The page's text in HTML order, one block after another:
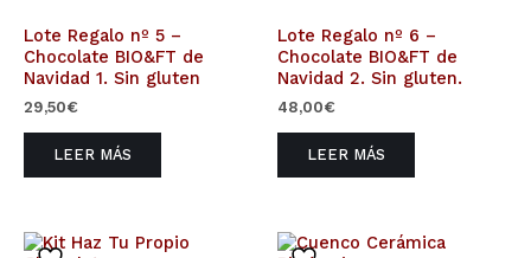
Lote Regalo nº 5 –
Chocolate BIO&FT de
Navidad 1. Sin gluten
29,50€
LEER MÁS
Lote Regalo nº 6 –
Chocolate BIO&FT de
Navidad 2. Sin gluten.
48,00€
LEER MÁS